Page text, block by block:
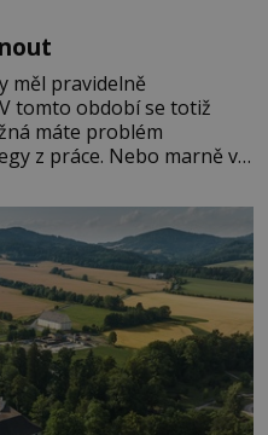
měl pravidelně
tomto období se totiž
máte problém
z práce. Nebo marně v
kdyby se paměť